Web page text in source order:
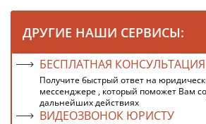
ДРУГИЕ НАШИ СЕРВИСЫ:
БЕСПЛАТНАЯ КОНСУЛЬТАЦИЯ
Получите быстрый ответ на
мессенджере , который поможет Вам
дальнейших действиях
ВИДЕОЗВОНОК ЮРИСТУ